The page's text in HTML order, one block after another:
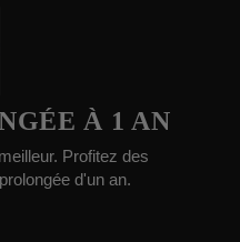
1 AN
des
an.